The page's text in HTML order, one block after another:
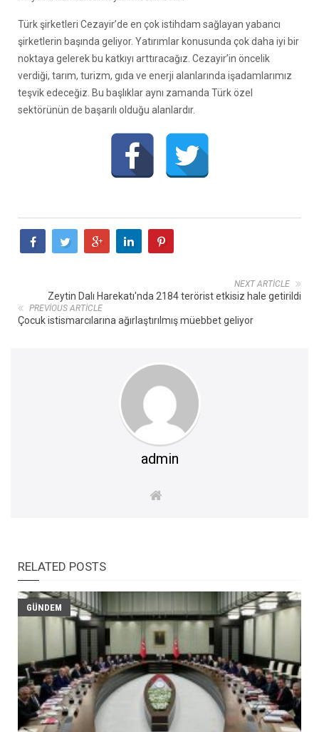
Türk şirketleri Cezayir’de en çok istihdam sağlayan yabancı
şirketlerin başında geliyor. Yatırımlar konusunda çok daha iyi bir
noktaya gelerek bu katkıyı arttıracağız. Cezayir’in öncelik
verdiği, tarım, turizm, gıda ve enerji alanlarında işadamlarımız
teşvik edeceğiz. Bu başlıklar aynı zamanda Türk özel
sektörünün de başarılı olduğu alanlardır.
NEXT ARTICLE
Zeytin Dalı Harekatı'nda 2184 terörist etkisiz hale getirildi
PREVIOUS ARTICLE
Çocuk istismarcılarına ağırlaştırılmış müebbet geliyor
admin
RELATED POSTS
GÜNDEM